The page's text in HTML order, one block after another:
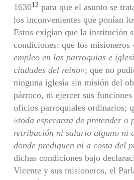
163012para que el asunto se
los inconvenientes que ponían
Estos exigían que la institución
condiciones: que los misioneros
empleo en las parroquias e
ciudades del reino»; que no
ninguna iglesia sin misión del
párroco, ni ejercer sus
oficios parroquiales ordinarios;
«toda esperanza de pretender o
retribución ni salario alguno ni
donde prediquen ni a costa del
dichas condiciones bajo
Vicente y sus misioneros, el